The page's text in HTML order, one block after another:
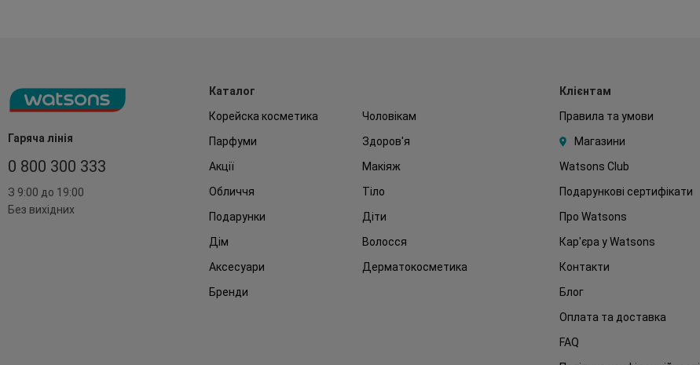
Гаряча лінія
0 800 300 333
З 9:00 до 19:00
Без вихідних
Каталог
Корейска косметика
Чоловікам
Парфуми
Здоров'я
Акції
Макіяж
Обличчя
Тіло
Подарунки
Діти
Дім
Волосся
Аксесуари
Дерматокосметика
Бренди
Клієнтам
Правила та умови
Магазини
Watsons Club
Подарункові сертифікати
Про Watsons
Кар'єра у Watsons
Контакти
Блог
Оплата та доставка
FAQ